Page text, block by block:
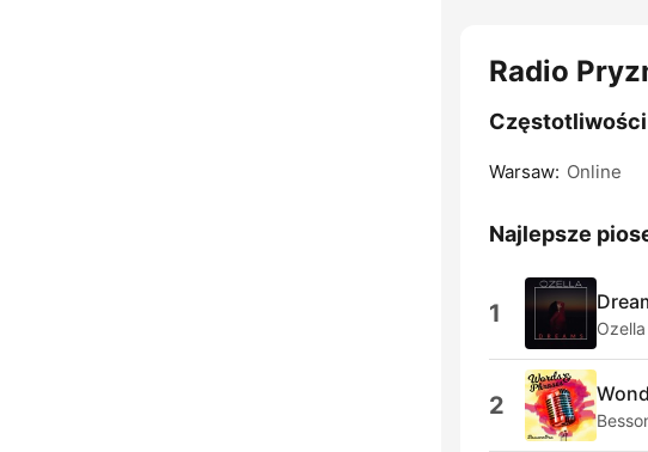
Radio
Częstotliwości
Warsaw: Online
Najlepsze
1 Ozella
2